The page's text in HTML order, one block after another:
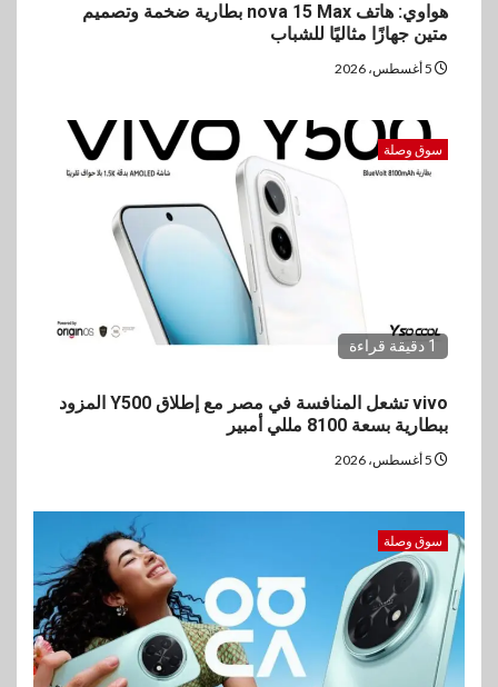
هواوي: هاتف nova 15 Max بطارية ضخمة وتصميم
متين جهازًا مثاليًا للشباب
سوق وصلة
1 دقيقة قراءة
vivo تشعل المنافسة في مصر مع إطلاق Y500 المزود
ببطارية بسعة 8100 مللي أمبير
سوق وصلة